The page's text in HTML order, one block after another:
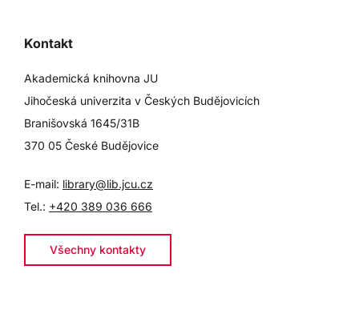
Kontakt
Akademická knihovna JU
Jihočeská univerzita v Českých Budějovicích
Branišovská 1645/31B
370 05 České Budějovice
E-mail: library@lib.jcu.cz
Tel.: +420 389 036 666
Všechny kontakty